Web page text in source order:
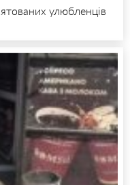
улюбленців